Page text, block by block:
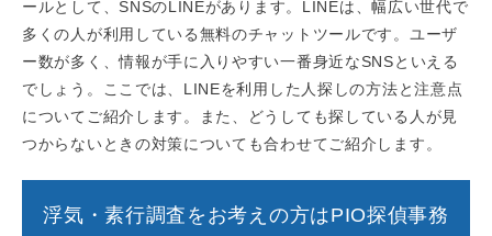
ールとして、SNSのLINEがあります。LINEは、幅広い世代で
多くの人が利用している無料のチャットツールです。ユーザ
ー数が多く、情報が手に入りやすい一番身近なSNSといえる
でしょう。ここでは、LINEを利用した人探しの方法と注意点
についてご紹介します。また、どうしても探している人が見
つからないときの対策についても合わせてご紹介します。
浮気・素行調査をお考えの方はPIO探偵事務